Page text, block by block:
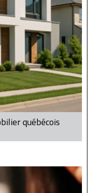
québécois